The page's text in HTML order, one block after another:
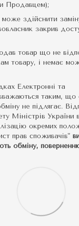
Продавцем);
здійснити
закрив
товар що не
товару, і немає
Електронні та
таким, що
не підлягає.
Міністрів України
окремих
прав споживачів"
обміну,